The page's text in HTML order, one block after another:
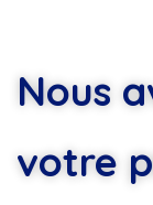
Nous
votre